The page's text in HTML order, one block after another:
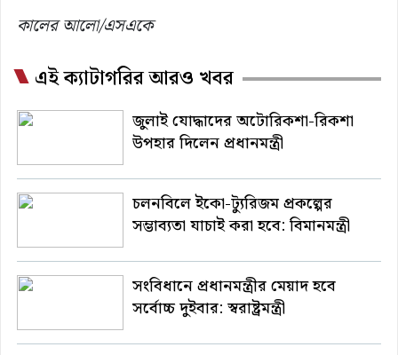
কালের আলো/এসএকে
এই ক্যাটাগরির আরও খবর
জুলাই যোদ্ধাদের অটোরিকশা-রিকশা
উপহার দিলেন প্রধানমন্ত্রী
চলনবিলে ইকো-ট্যুরিজম প্রকল্পের
সম্ভাব্যতা যাচাই করা হবে: বিমানমন্ত্রী
সংবিধানে প্রধানমন্ত্রীর মেয়াদ হবে
সর্বোচ্চ দুইবার: স্বরাষ্ট্রমন্ত্রী